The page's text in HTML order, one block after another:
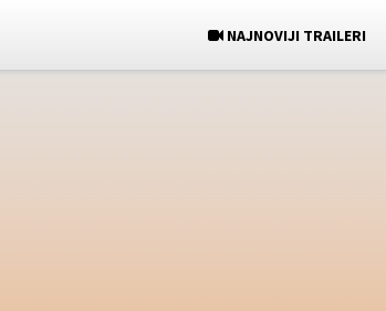
NAJNOVIJI TRAILERI